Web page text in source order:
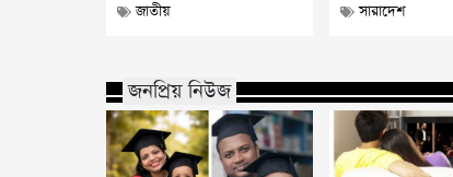
জাতীয় সারাদেশ
জনপ্রিয় নিউজ